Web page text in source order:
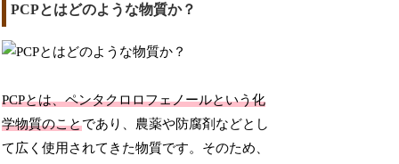
PCPとはどのような物質か？
PCPとは、ペンタクロロフェノールという化
学物質のことであり、農薬や防腐剤などとし
て広く使用されてきた物質です。そのため、